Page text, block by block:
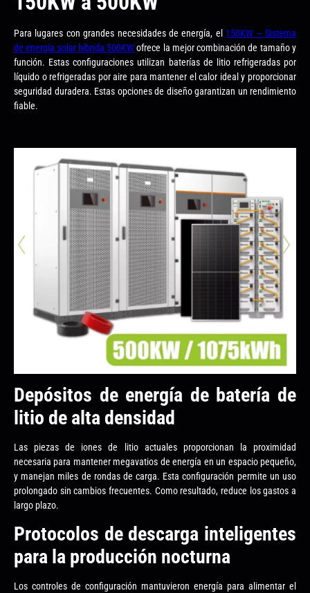
Para lugares con grandes necesidades de energía, el 150KW – Sistema
de energía solar híbrida 500KW ofrece la mejor combinación de tamaño y
función. Estas configuraciones utilizan baterías de litio refrigeradas por
líquido o refrigeradas por aire para mantener el calor ideal y proporcionar
seguridad duradera. Estas opciones de diseño garantizan un rendimiento
fiable.
Depósitos de energía de batería de
litio de alta densidad
Las piezas de iones de litio actuales proporcionan la proximidad
necesaria para mantener megavatios de energía en un espacio pequeño,
y manejan miles de rondas de carga. Esta configuración permite un uso
prolongado sin cambios frecuentes. Como resultado, reduce los gastos a
largo plazo.
Protocolos de descarga inteligentes
para la producción nocturna
Los controles de configuración mantuvieron energía para alimentar el